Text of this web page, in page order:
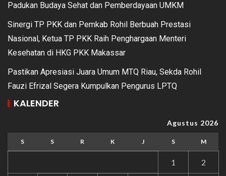
Padukan Budaya Sehat dan Pemberdayaan UMKM
Sinergi TP PKK dan Pemkab Rohil Berbuah Prestasi
Nasional, Ketua TP PKK Raih Penghargaan Menteri
Kesehatan di HKG PKK Makassar
Pastikan Apresiasi Juara Umum MTQ Riau, Sekda Rohil
Fauzi Efrizal Segera Kumpulkan Pengurus LPTQ
KALENDER
Agustus 2026
S S R K J S M
1 2